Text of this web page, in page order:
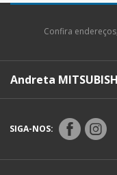
Confira
Andreta
SIGA-NOS: